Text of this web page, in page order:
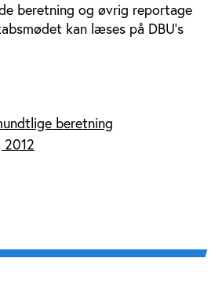
beretning og øvrig reportage
kan læses på DBU’s
beretning
2012